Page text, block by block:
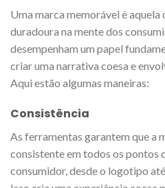
Uma marca memorável é aquela
duradoura na mente dos
desempenham um papel
criar uma narrativa coesa e
Aqui estão algumas maneiras:
Consistência
As ferramentas garantem que a
consistente em todos os pontos
consumidor, desde o logotipo